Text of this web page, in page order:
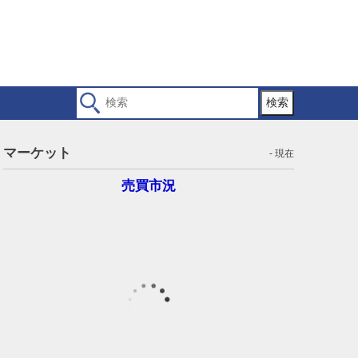
検索
マーケット - 現在
売買市況